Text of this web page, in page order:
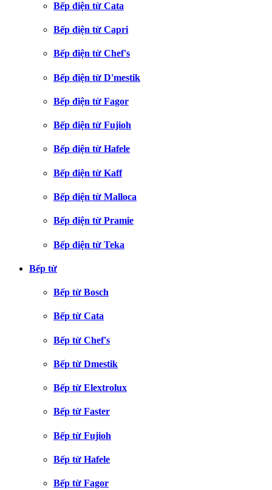
Bếp điện từ Cata
Bếp điện từ Capri
Bếp điện từ Chef's
Bếp điện từ D'mestik
Bếp điện từ Fagor
Bếp điện từ Fujioh
Bếp điện từ Hafele
Bếp điện từ Kaff
Bếp điện từ Malloca
Bếp điện từ Pramie
Bếp điện từ Teka
Bếp từ
Bếp từ Bosch
Bếp từ Cata
Bếp từ Chef's
Bếp từ Dmestik
Bếp từ Elextrolux
Bếp từ Faster
Bếp từ Fujioh
Bếp từ Hafele
Bếp từ Fagor